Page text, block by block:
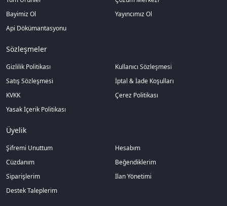
Bayimiz Ol
Yayıncımız Ol
Api Dökümantasyonu
Sözleşmeler
Gizlilik Politikası
Kullanıcı Sözleşmesi
Satış Sözleşmesi
İptal & İade Koşulları
KVKK
Çerez Politikası
Yasak İçerik Politikası
Üyelik
Şifremi Unuttum
Hesabım
Cüzdanım
Beğendiklerim
Siparişlerim
İlan Yönetimi
Destek Taleplerim